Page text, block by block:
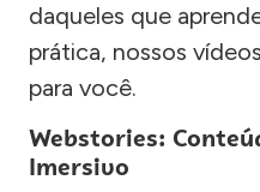
daqueles que
prática, nossos
para você.
Webstories:
Imersivo